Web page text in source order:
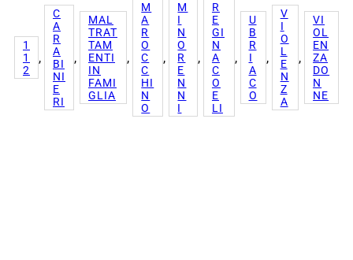
1
1
2
,
C
A
R
A
BI
NI
E
RI
,
MAL
TRAT
TAM
ENTI
IN
FAMI
GLIA
,
M
A
R
O
C
C
HI
N
O
,
M
I
N
O
R
E
N
N
I
,
R
E
GI
N
A
C
O
E
LI
,
U
B
R
I
A
C
O
,
V
I
O
L
E
N
Z
A
,
VI
OL
EN
ZA
DO
N
NE